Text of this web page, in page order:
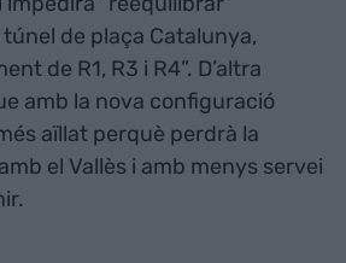
de plaça Catalunya,
de R1, R3 i R4”. D’altra
amb la nova configuració
aïllat perquè perdrà la
el Vallès i amb menys servei